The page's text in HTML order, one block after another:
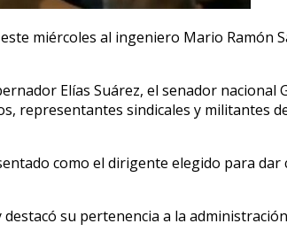
miércoles al ingeniero Mario Ramón
Elías Suárez, el senador
representantes sindicales y militantes
como el dirigente elegido para
su pertenencia a la